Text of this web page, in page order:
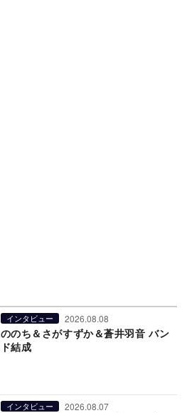
インタビュー 2026.08.08
ののち＆さがすずか＆蒼井羽音 バン
ド結成
インタビュー 2026.08.07